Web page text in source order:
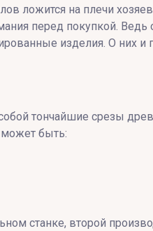
Текст:
Выберите
Результатов
ложится на плечи
перед покупкой.
изделия. О них и
тончайшие срезы
быть:
станке, второй